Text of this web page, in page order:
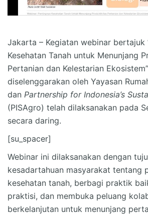
Jakarta – Kegiatan webinar bertajuk
Kesehatan Tanah untuk Menunjang
Pertanian dan Kelestarian
diselenggarakan oleh Yayasan
dan Partnership for Indonesia’s
(PISAgro) telah dilaksanakan pada
secara daring.
[su_spacer]
Webinar ini dilaksanakan dengan
kesadartahuan masyarakat tentang
kesehatan tanah, berbagi praktik
praktisi, dan membuka peluang
berkelanjutan untuk menunjang